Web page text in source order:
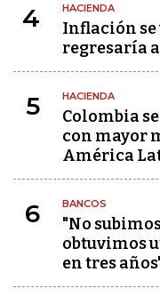
4 HACIENDA
Inflación se
regresaría
5 HACIENDA
Colombia
con mayor
América
6 BANCOS
"No
obtuvimos
en tres